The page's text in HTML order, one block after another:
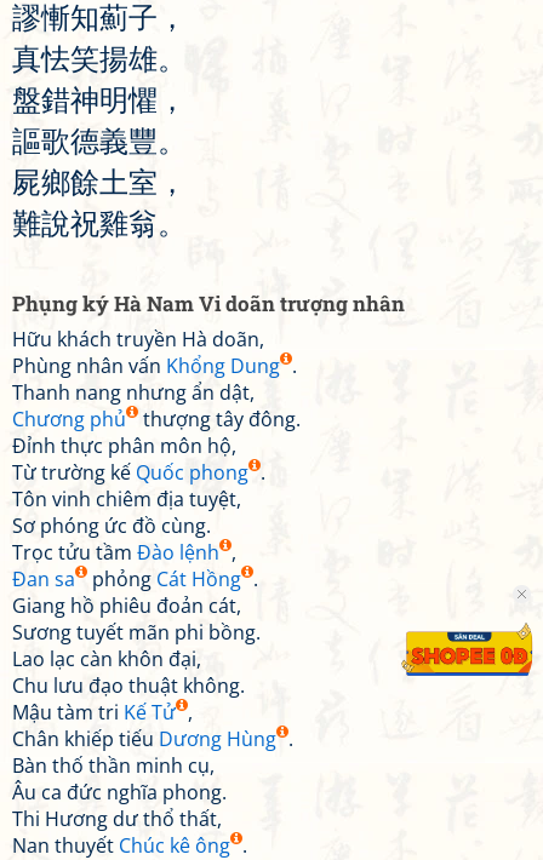
謬慚知薊子 ，
真怯笑揚雄。
盤錯神明懼 ，
謳歌德義豐。
屍鄉餘土室 ，
難說祝雞翁。
Phụng ký Hà Nam Vi doãn trượng nhân
Hữu khách truyền Hà doãn,
Phùng nhân vấn Khổng Dung .
Thanh nang nhưng ẩn dật,
Chương phủ
thượng tây đông.
Đỉnh thực phân môn hộ,
Từ trường kế Quốc phong .
Tôn vinh chiêm địa tuyệt,
Sơ phóng ức đồ cùng.
Trọc tửu tầm Đào lệnh ,
Đan sa
phỏng Cát Hồng .
Giang hồ phiêu đoản cát,
Sương tuyết mãn phi bồng.
Lao lạc càn khôn đại,
Chu lưu đạo thuật không.
Mậu tàm tri Kế Tử ,
Chân khiếp tiếu Dương Hùng .
Bàn thố thần minh cụ,
Âu ca đức nghĩa phong.
Thi Hương dư thổ thất,
Nan thuyết Chúc kê ông .